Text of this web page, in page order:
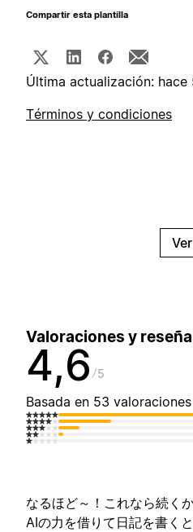
Compartir esta plantilla
Última actualización: hace
Términos y condiciones
Ver
Valoraciones y
4,6 5
Basada en 53 valoraciones
なるほど～！これなら続く
AIの力を借りて日記を書く